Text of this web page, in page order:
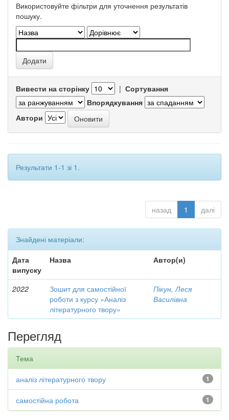
Використовуйте фільтри для уточнення результатів
пошуку.
Вивести на сторінку | Сортування
Впорядкування
Автори
Результати 1-1 зі 1.
назад 1 далі
Знайдені матеріали:
Дата
випуску
Назва Автор(и)
2022
Зошит для самостійної
роботи з курсу «Аналіз
літературного твору»
Пікун, Леся
Василівна
Перегляд
Тема
1
аналіз літературного твору
1
самостійна робота